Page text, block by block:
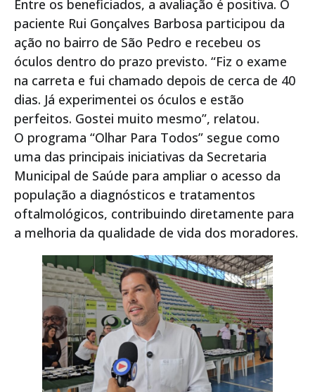
Entre os beneficiados, a avaliação é positiva. O
paciente Rui Gonçalves Barbosa participou da
ação no bairro de São Pedro e recebeu os
óculos dentro do prazo previsto. “Fiz o exame
na carreta e fui chamado depois de cerca de 40
dias. Já experimentei os óculos e estão
perfeitos. Gostei muito mesmo”, relatou.
O programa “Olhar Para Todos” segue como
uma das principais iniciativas da Secretaria
Municipal de Saúde para ampliar o acesso da
população a diagnósticos e tratamentos
oftalmológicos, contribuindo diretamente para
a melhoria da qualidade de vida dos moradores.